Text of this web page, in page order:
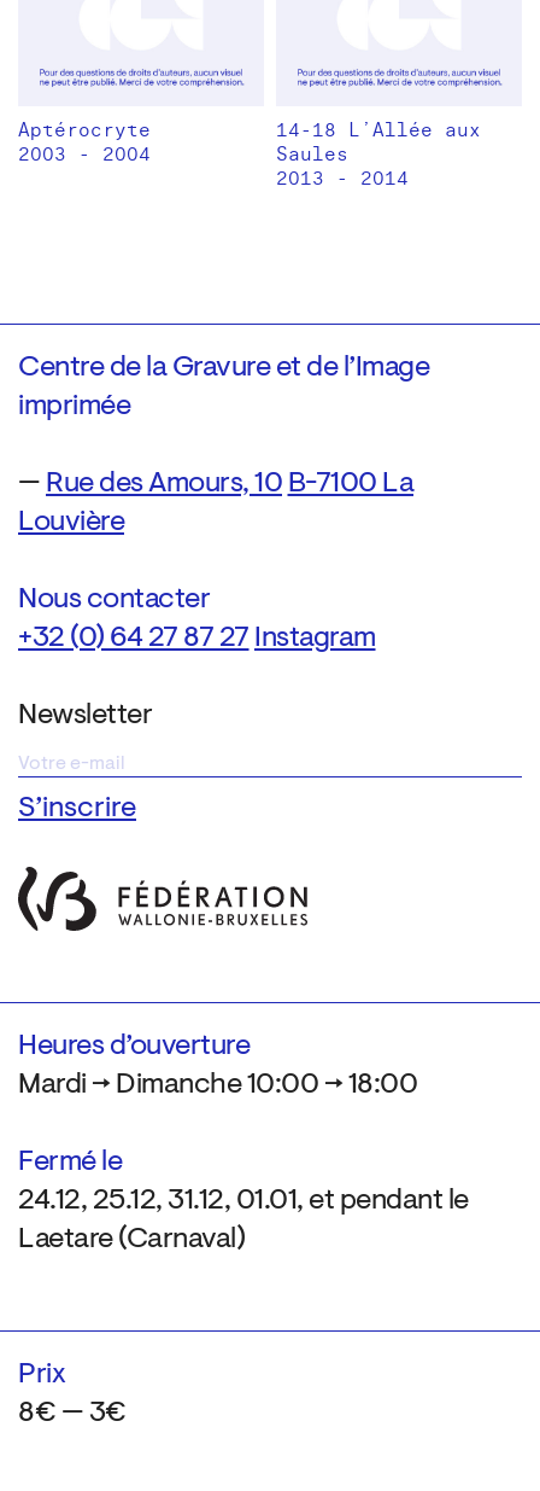
Aptérocryte
2003 - 2004
14-18 L’Allée aux
Saules
2013 - 2014
Centre de la Gravure et de l’Image
imprimée
— Rue des Amours, 10 B-7100 La
Louvière
Nous contacter
+32 (0) 64 27 87 27 Instagram
Newsletter
Heures d’ouverture
Mardi → Dimanche 10:00 → 18:00
Fermé le
24.12, 25.12, 31.12, 01.01, et pendant le
Laetare (Carnaval)
Prix
8€ — 3€